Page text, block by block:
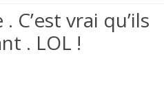
C’est vrai qu’ils
. LOL !